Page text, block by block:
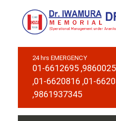
24 hrs EMERGENCY
01-6612695
,01-6620816 ,01-
,9861937345